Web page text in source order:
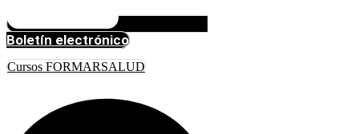
Boletín electrónico
Cursos FORMARSALUD